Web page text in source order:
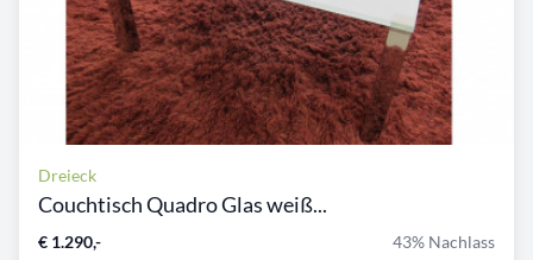
Dreieck
Couchtisch Quadro Glas weiß...
€ 1.290,- 43% Nachlass